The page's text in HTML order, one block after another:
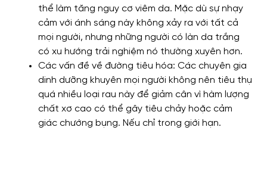
thể làm tăng nguy cơ viêm da. Mặc dù sự nhạy
cảm với ánh sáng này không xảy ra với tất cả
mọi người, nhưng những người có làn da trắng
có xu hướng trải nghiệm nó thường xuyên hơn.
Các vấn đề về đường tiêu hóa: Các chuyên gia
dinh dưỡng khuyên mọi người không nên tiêu thụ
quá nhiều loại rau này để giảm cân vì hàm lượng
chất xơ cao có thể gây tiêu chảy hoặc cảm
giác chướng bụng. Nếu chỉ trong giới hạn.